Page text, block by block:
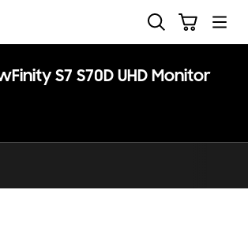
S7 S70D UHD Monitor